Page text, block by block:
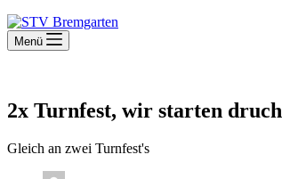
Menü
2x Turnfest, wir starten druch
Gleich an zwei Turnfest's